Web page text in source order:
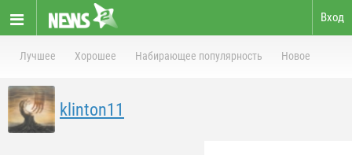
Вход
Лучшее Хорошее Набирающее популярность Новое
klinton11